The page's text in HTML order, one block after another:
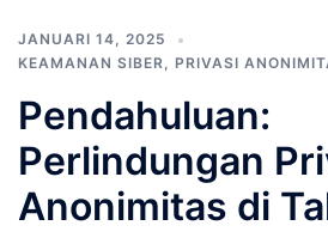
JANUARI 14, 2025
KEAMANAN SIBER, PRIVASI
Pendahuluan:
Perlindungan
Anonimitas di